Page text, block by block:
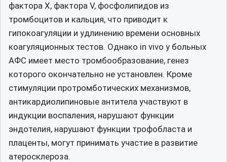
фактора X, фактора V, фосфолипидов из
тромбоцитов и кальция, что приводит к
гипокоагуляции и удлинению времени основных
коагуляционных тестов. Однако in vivo у больных
АФС имеет место тромбообразование, генез
которого окончательно не установлен. Кроме
стимуляции протромботических механизмов,
антикардиолипиновые антитела участвуют в
индукции воспаления, нарушают функции
эндотелия, нарушают функции трофобласта и
плаценты, могут принимать участие в развитие
атеросклероза.